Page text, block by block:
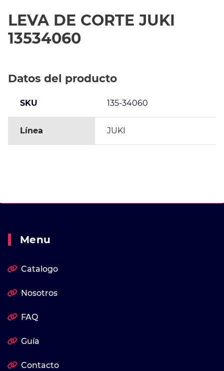
LEVA DE CORTE JUKI
13534060
Datos del producto
SKU 135-34060
Línea JUKI
Menu
Catalogo
Nosotros
FAQ
Guía
Contacto